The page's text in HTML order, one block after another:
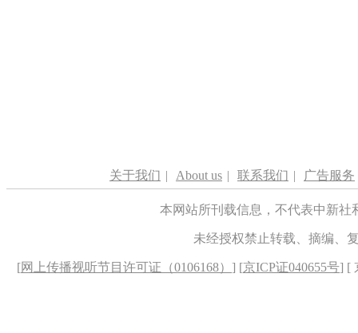
关于我们 | About us | 联系我们 | 广告服务
本网站所刊载信息，不代表中新
未经授权禁止转载、摘编、
[网上传播视听节目许可证（0106168） ] [京ICP证040655号] [